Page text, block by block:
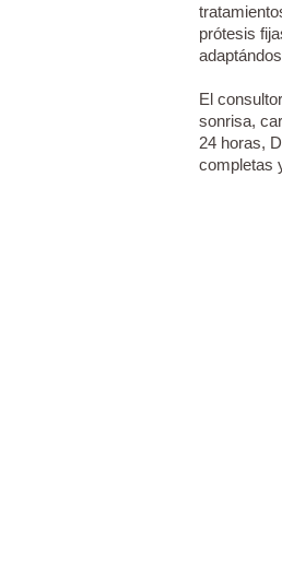
prótesis
El
sonrisa,
24 horas,
completas